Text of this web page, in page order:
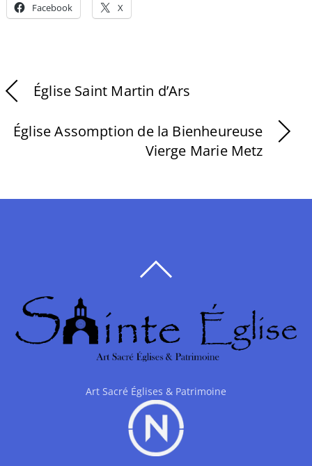
Facebook X
Église Saint Martin d’Ars
Église Assomption de la Bienheureuse
Vierge Marie Metz
Art Sacré Églises & Patrimoine